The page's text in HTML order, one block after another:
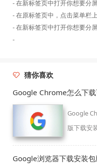
- 在新标签页中打开你想要分屏
- 在原标签页中，点击菜单栏
- 在新标签页中打开你想要分屏
-
猜你喜欢
Google Chrome怎么下
Google
版下载安
Google浏览器下载安装